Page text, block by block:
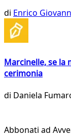
di Enrico
Marcinelle, se la
cerimonia
di Daniela
Abbonati ad